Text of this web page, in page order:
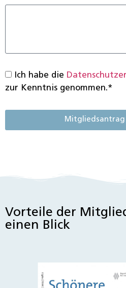
Ich habe die
zur Kenntnis genommen.*
Mitgliedsantrag
Vorteile der
einen Blick